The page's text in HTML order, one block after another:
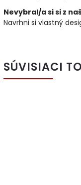
Nevybral/a si si z
Navrhni si vlastný
SÚVISIACI